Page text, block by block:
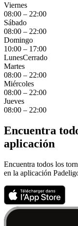
Viernes
08:00 – 22:00
Sábado
08:00 – 22:00
Domingo
10:00 – 17:00
LunesCerrado
Martes
08:00 – 22:00
Miércoles
08:00 – 22:00
Jueves
08:00 – 22:00
Encuentra
aplicación
Encuentra todos los
en la aplicación